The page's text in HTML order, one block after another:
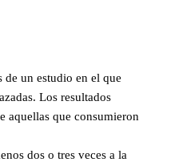
de un estudio en el que
Los resultados
aquellas que consumieron
dos o tres veces a la